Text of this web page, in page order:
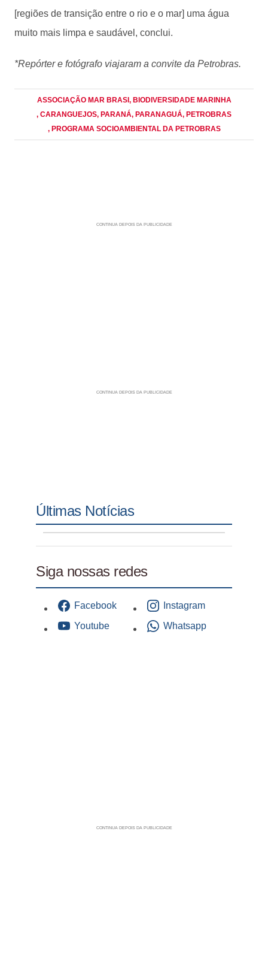
[regiões de transição entre o rio e o mar] uma água
muito mais limpa e saudável, conclui.
*Repórter e fotógrafo viajaram a convite da Petrobras.
ASSOCIAÇÃO MAR BRASI , BIODIVERSIDADE MARINHA
, CARANGUEJOS, PARANÁ, PARANAGUÁ, PETROBRAS
, PROGRAMA SOCIOAMBIENTAL DA PETROBRAS
Últimas Notícias
Siga nossas redes
Facebook
Instagram
Youtube
Whatsapp